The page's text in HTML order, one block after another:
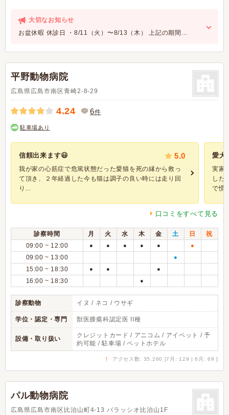
大切なお知らせ
お盆休暇 休診日 ・8/11（火）〜8/13（木） 上記の期間…
平野動物病院
広島県広島市南区青崎2-8-29
4.24 6件
駐車場あり
信頼出来ます😃 5.0
我が家の心筋症で危篤状態だった愛猫を死の縁から救っ
て頂き、２年経過した今も猫は調子の良い時には走り回
り...
愛犬
実家
した
で慌
口コミをすべて見る
診察時間 月 火 水 木 金 土 日
祝
09:00 ~ 12:00
● ● ● ● ● ●
09:00 ~ 13:00 ●
15:00 ~ 18:30 ● ● ●
16:00 ~ 18:30 ●
診察動物 イヌ / ネコ / ウサギ
学位・認定・専門 獣医腫瘍科認定医 II種
設備・取り扱い
クレジットカード / アニコム / アイペット / 予
約可能 / 駐車場 / ペットホテル
↑ アクセス数: 35,260 [7月: 129 | 6月: 69 ]
パル動物病院
広島県広島市南区比治山町4-13 パラッシオ比治山1F